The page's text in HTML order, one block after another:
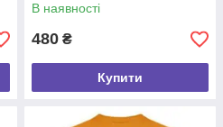
В наявності
480 ₴
Купити